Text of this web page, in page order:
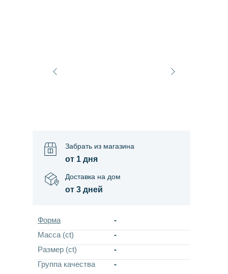
от 3 дней
Доставка на дом
от 1 дня
Забрать из магазина
Форма
-
Масса (ct)
-
Размер (ct)
-
Группа качества
-